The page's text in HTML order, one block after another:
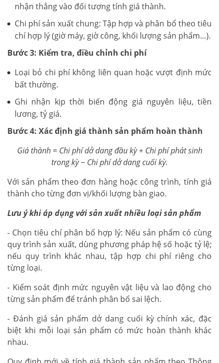
nhận thẳng vào đối tượng tính giá thành.
Chi phí sản xuất chung: Tập hợp và phân bổ theo tiêu
chí hợp lý (giờ máy, giờ công, khối lượng sản phẩm…).
Bước 3: Kiểm tra, điều chỉnh chi phí
Loại bỏ chi phí không liên quan hoặc vượt định mức
bất thường.
Ghi nhận kịp thời biến động giá nguyên liệu, tiền
lương, tỷ giá.
Bước 4: Xác định giá thành sản phẩm hoàn thành
Giá thành = Chi phí dở dang đầu kỳ + Chi phí phát sinh
trong kỳ − Chi phí dở dang cuối kỳ.
Với sản phẩm theo đơn hàng hoặc công trình, tính giá
thành cho từng đơn vị/khối lượng bàn giao.
Lưu ý khi áp dụng với sản xuất nhiều loại sản phẩm
- Chọn tiêu chí phân bổ hợp lý: Nếu sản phẩm có cùng
quy trình sản xuất, dùng phương pháp hệ số hoặc tỷ lệ;
nếu quy trình khác nhau, tập hợp chi phí riêng cho
từng loại.
- Kiểm soát định mức nguyên vật liệu và lao động cho
từng sản phẩm để tránh phân bổ sai lệch.
- Đánh giá sản phẩm dở dang cuối kỳ chính xác, đặc
biệt khi mỗi loại sản phẩm có mức hoàn thành khác
nhau.